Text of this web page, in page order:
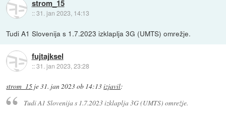
strom_15
::31. jan 2023, 14:13
Tudi A1 Slovenija s 1.7.2023 izklaplja 3G (UMTS) omrežje.
fujtajksel
::31. jan 2023, 23:28
strom_15 je31. jan 2023 ob 14:13izjavil:
Tudi A1 Slovenija s 1.7.2023 izklaplja 3G (UMTS) omrežje.